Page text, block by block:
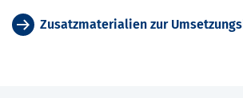
Zusatzmaterialien zur